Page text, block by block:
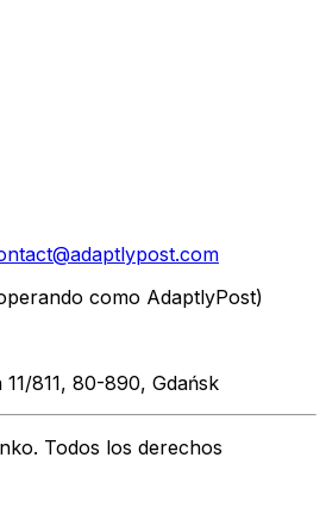
como AdaptlyPost)
811, 80-890, Gdańsk
Todos los derechos